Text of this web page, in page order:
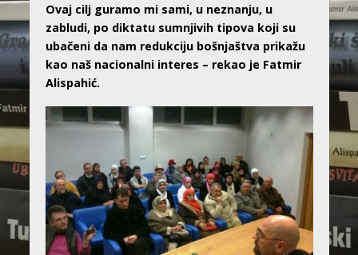
Ovaj cilj guramo mi sami, u neznanju, u
zabludi, po diktatu sumnjivih tipova koji su
ubačeni da nam redukciju bošnjaštva prikažu
kao naš nacionalni interes – rekao je Fatmir
Alispahić.